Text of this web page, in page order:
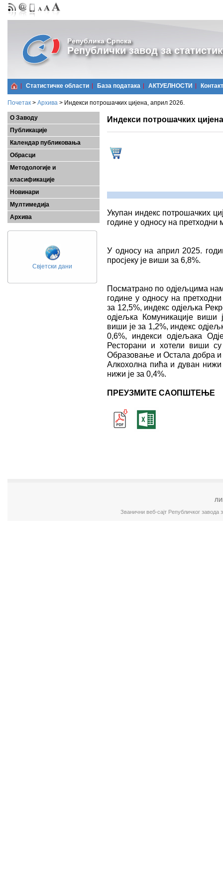
Република Српска
Републички завод за
Статистичке области Базa података АКТУЕЛНОСТИ Контакт
Почетак > Архива > Индекси потрошачких цијена, април 2026.
О Заводу
Публикације
Календар публиковања
Обрасци
Методологије и
класификације
Новинари
Мултимедија
Архива
Свјетски дани
Индекси потрошачких
Укупан индекс потрошачких
године у односу на претходни
У односу на април 2025.
просјеку је виши за 6,8%.
Посматрано по одјељцима
године у односу на
за 12,5%, индекс одјељка
одјељка Комуникације
виши је за 1,2%, индекс
0,6%, индекси одјељака
Ресторани и хотели виши
Образовање и Остала добра и
Алкохолна пића и дуван нижи
нижи је за 0,4%.
ПРЕУЗМИТЕ САОПШТЕЊЕ
Званични веб-сајт Републичког